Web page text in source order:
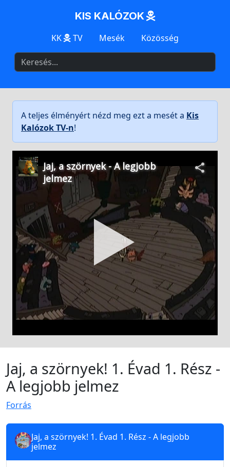
KIS KALÓZOK
KK TV Mesék Közösség
A teljes élményért nézd meg ezt a mesét a Kis
Kalózok TV-n!
Jaj, a szörnyek! 1. Évad 1. Rész -
A legjobb jelmez
Forrás
Jaj, a szörnyek! 1. Évad 1. Rész - A legjobb
jelmez